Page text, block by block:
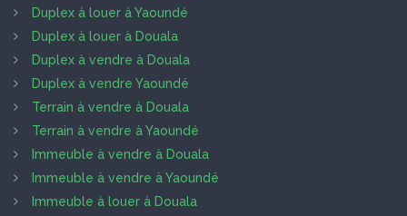
Duplex à louer à Yaoundé
Duplex à louer à Douala
Duplex à vendre à Douala
Duplex à vendre Yaoundé
Terrain à vendre à Douala
Terrain à vendre à Yaoundé
Immeuble à vendre à Douala
Immeuble à vendre à Yaoundé
Immeuble à louer à Douala